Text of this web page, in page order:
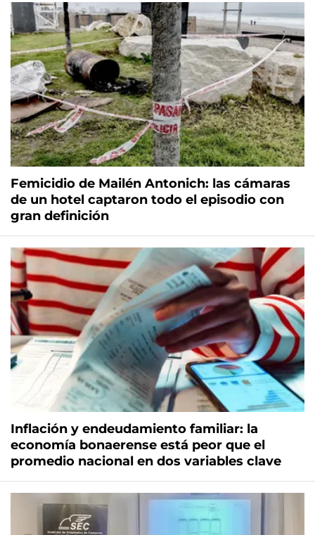
Femicidio de Mailén Antonich: las cámaras
de un hotel captaron todo el episodio con
gran definición
Inflación y endeudamiento familiar: la
economía bonaerense está peor que el
promedio nacional en dos variables clave